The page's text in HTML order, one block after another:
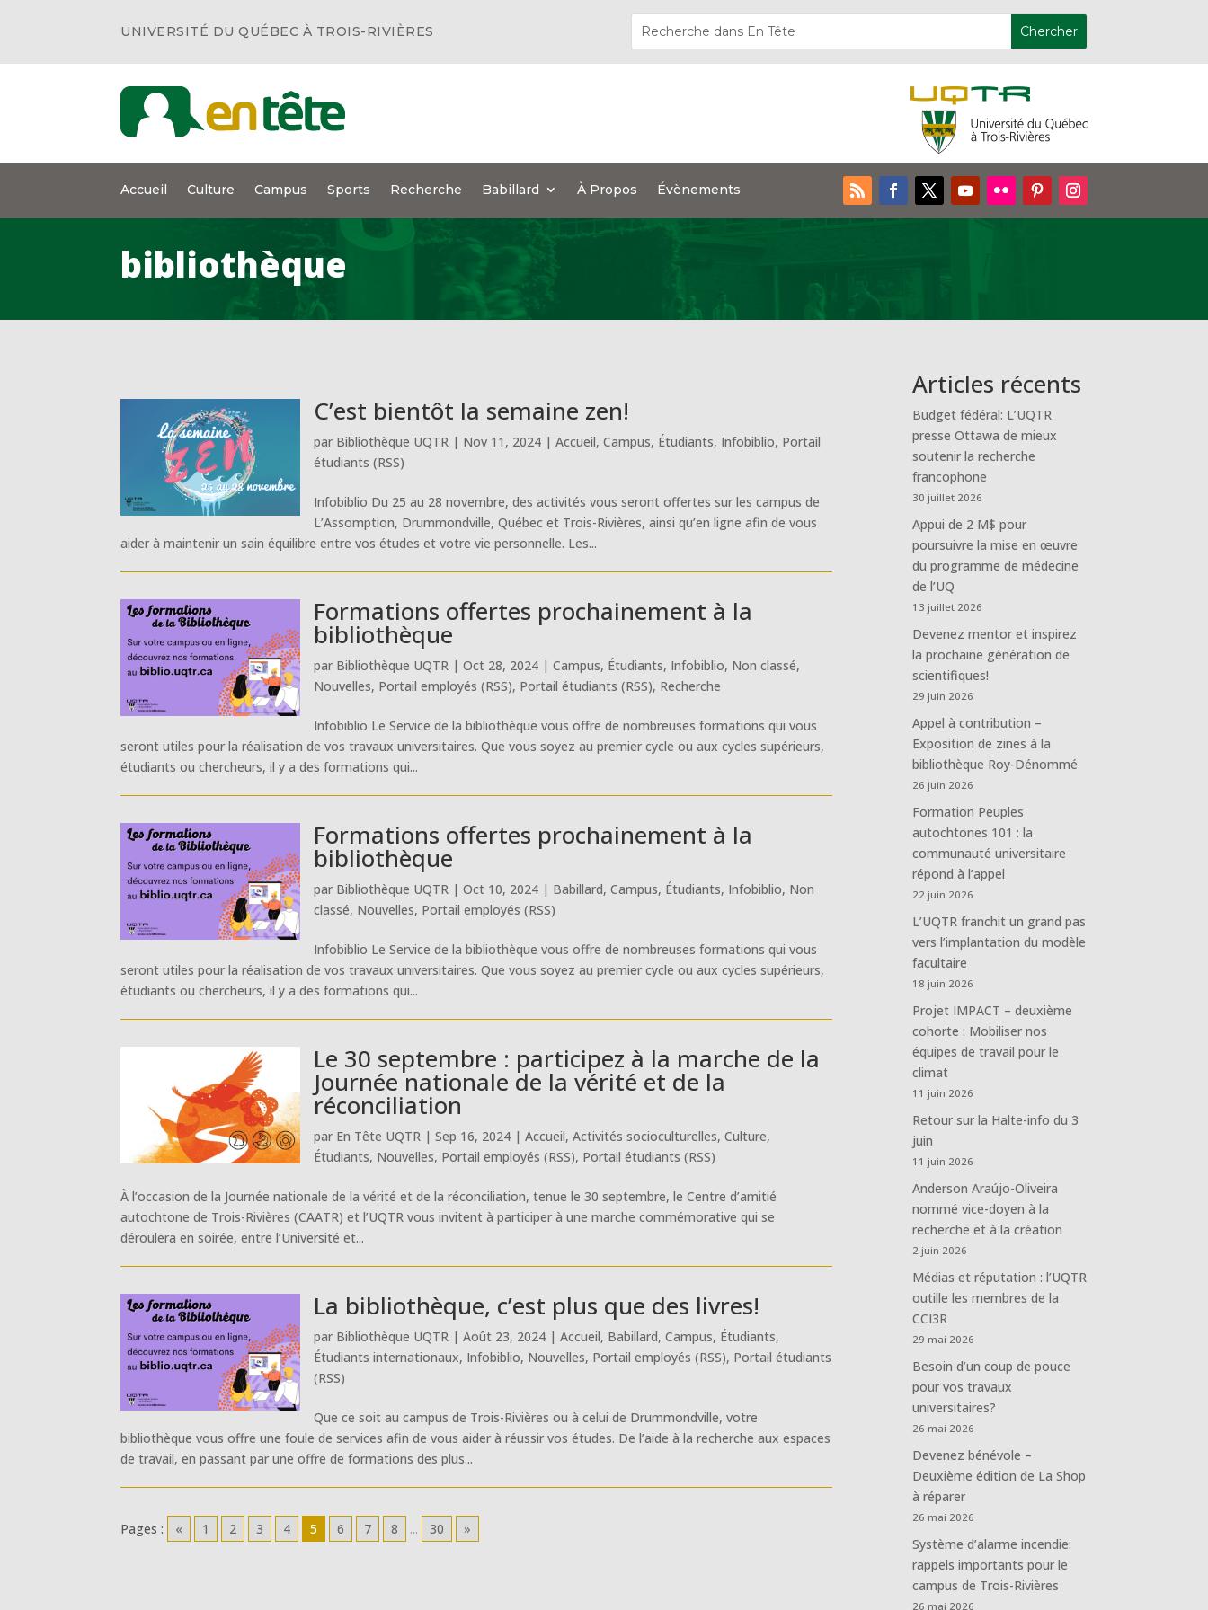
UNIVERSITÉ DU QUÉBEC À TROIS-RIVIÈRES
Accueil Culture Campus Sports Recherche Babillard À Propos Évènements
bibliothèque
C’est bientôt la semaine zen!
par Bibliothèque UQTR | Nov 11, 2024 |Accueil,Campus, Étudiants, Infobiblio, Portail
étudiants (RSS)
Infobiblio Du 25 au 28 novembre, des activités vous seront offertes sur les campus de
L’Assomption, Drummondville, Québec et Trois-Rivières, ainsi qu’en ligne afin de vous
aider à maintenir un sain équilibre entre vos études et votre vie personnelle. Les...
Formations offertes prochainement à la
bibliothèque
par Bibliothèque UQTR |Oct 28, 2024 |Campus, Étudiants, Infobiblio, Non classé,
Nouvelles, Portail employés (RSS), Portail étudiants (RSS), Recherche
Infobiblio Le Service de la bibliothèque vous offre de nombreuses formations qui vous
seront utiles pour la réalisation de vos travaux universitaires. Que vous soyez au premier cycle ou aux cycles supérieurs,
étudiants ou chercheurs, il y a des formations qui...
Formations offertes prochainement à la
bibliothèque
par Bibliothèque UQTR |Oct 10, 2024 | Babillard,Campus, Étudiants, Infobiblio, Non
classé, Nouvelles, Portail employés (RSS)
Infobiblio Le Service de la bibliothèque vous offre de nombreuses formations qui vous
seront utiles pour la réalisation de vos travaux universitaires. Que vous soyez au premier cycle ou aux cycles supérieurs,
étudiants ou chercheurs, il y a des formations qui...
Le 30 septembre : participez à la marche de la
Journée nationale de la vérité et de la
réconciliation
par En Tête UQTR |Sep 16, 2024 |Accueil,Activités socioculturelles,Culture,
Étudiants, Nouvelles, Portail employés (RSS), Portail étudiants (RSS)
À l’occasion de la Journée nationale de la vérité et de la réconciliation, tenue le 30 septembre, le Centre d’amitié
autochtone de Trois-Rivières (CAATR) et l’UQTR vous invitent à participer à une marche commémorative qui se
déroulera en soirée, entre l’Université et...
La bibliothèque, c’est plus que des livres!
par Bibliothèque UQTR |Août 23, 2024 |Accueil, Babillard,Campus, Étudiants,
Étudiants internationaux, Infobiblio, Nouvelles, Portail employés (RSS), Portail étudiants
(RSS)
Que ce soit au campus de Trois-Rivières ou à celui de Drummondville, votre
bibliothèque vous offre une foule de services afin de vous aider à réussir vos études. De l’aide à la recherche aux espaces
de travail, en passant par une offre de formations des plus...
Pages : « 1 2 3 4 5 6 7 8 ... 30 »
Articles récents
Budget fédéral: L’UQTR
presse Ottawa de mieux
soutenir la recherche
francophone
30 juillet 2026
Appui de 2 M$ pour
poursuivre la mise en œuvre
du programme de médecine
de l’UQ
13 juillet 2026
Devenez mentor et inspirez
la prochaine génération de
scientifiques!
29 juin 2026
Appel à contribution –
Exposition de zines à la
bibliothèque Roy-Dénommé
26 juin 2026
Formation Peuples
autochtones 101 : la
communauté universitaire
répond à l’appel
22 juin 2026
L’UQTR franchit un grand pas
vers l’implantation du modèle
facultaire
18 juin 2026
Projet IMPACT – deuxième
cohorte : Mobiliser nos
équipes de travail pour le
climat
11 juin 2026
Retour sur la Halte-info du 3
juin
11 juin 2026
Anderson Araújo-Oliveira
nommé vice-doyen à la
recherche et à la création
2 juin 2026
Médias et réputation : l’UQTR
outille les membres de la
CCI3R
29 mai 2026
Besoin d’un coup de pouce
pour vos travaux
universitaires?
26 mai 2026
Devenez bénévole –
Deuxième édition de La Shop
à réparer
26 mai 2026
Système d’alarme incendie:
rappels importants pour le
campus de Trois-Rivières
26 mai 2026